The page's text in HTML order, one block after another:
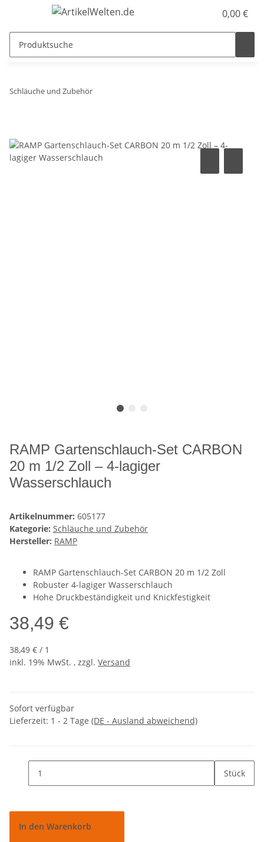
0,00 €
Schläuche und Zubehör
RAMP Gartenschlauch-Set CARBON
20 m 1/2 Zoll – 4-lagiger
Wasserschlauch
Artikelnummer: 605177
Kategorie: Schläuche und Zubehör
Hersteller: RAMP
RAMP Gartenschlauch-Set CARBON 20 m 1/2 Zoll
Robuster 4-lagiger Wasserschlauch
Hohe Druckbeständigkeit und Knickfestigkeit
38,49 €
38,49 € / 1
inkl. 19% MwSt. , zzgl. Versand
Sofort verfügbar
Lieferzeit: 1 - 2 Tage (DE - Ausland abweichend)
Stück
In den Warenkorb